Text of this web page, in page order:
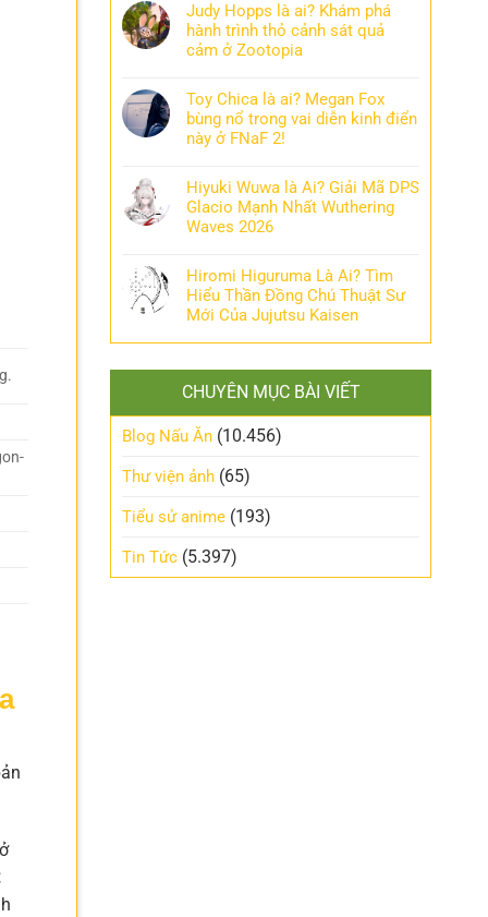
Judy Hopps là ai? Khám phá
hành trình thỏ cảnh sát quả
cảm ở Zootopia
Toy Chica là ai? Megan Fox
bùng nổ trong vai diễn kinh điển
này ở FNaF 2!
Hiyuki Wuwa là Ai? Giải Mã DPS
Glacio Mạnh Nhất Wuthering
Waves 2026
Hiromi Higuruma Là Ai? Tìm
Hiểu Thần Đồng Chú Thuật Sư
Mới Của Jujutsu Kaisen
CHUYÊN MỤC BÀI VIẾT
Blog Nấu Ăn (10.456)
Thư viện ảnh (65)
Tiểu sử anime (193)
Tin Tức (5.397)